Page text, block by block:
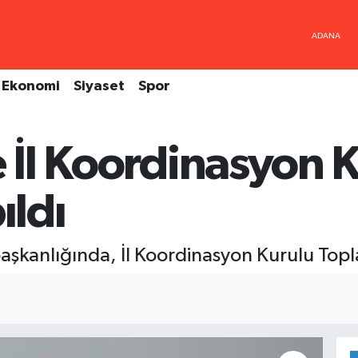
Ekonomi Siyaset Spor
İl Koordinasyon
İl Koordinasyon Kurulu